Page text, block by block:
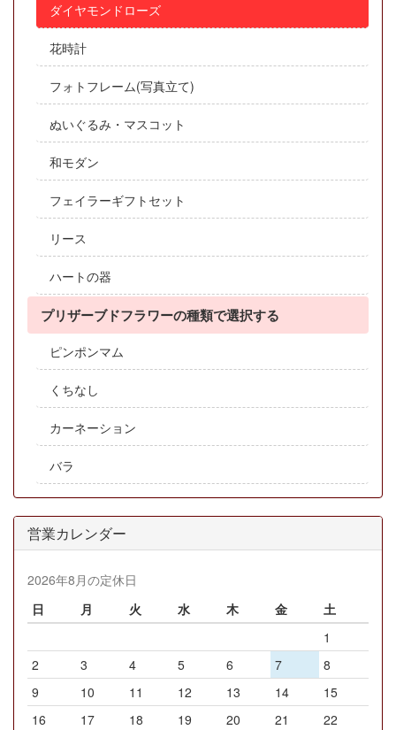
ダイヤモンドローズ
花時計
フォトフレーム(写真立て)
ぬいぐるみ・マスコット
和モダン
フェイラーギフトセット
リース
ハートの器
プリザーブドフラワーの種類で選択する
ピンポンマム
くちなし
カーネーション
バラ
営業カレンダー
2026年8月の定休日
日
月 火 水 木 金
土
1
2
3 4 5 6 7
8
9
10 11 12 13 14
15
16
17 18 19 20 21
22